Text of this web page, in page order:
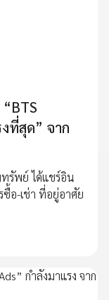
ที่สุด” จาก
รัพย์ ได้แชร์อิน
ซื้อ-เช่า ที่อยู่อาศัย